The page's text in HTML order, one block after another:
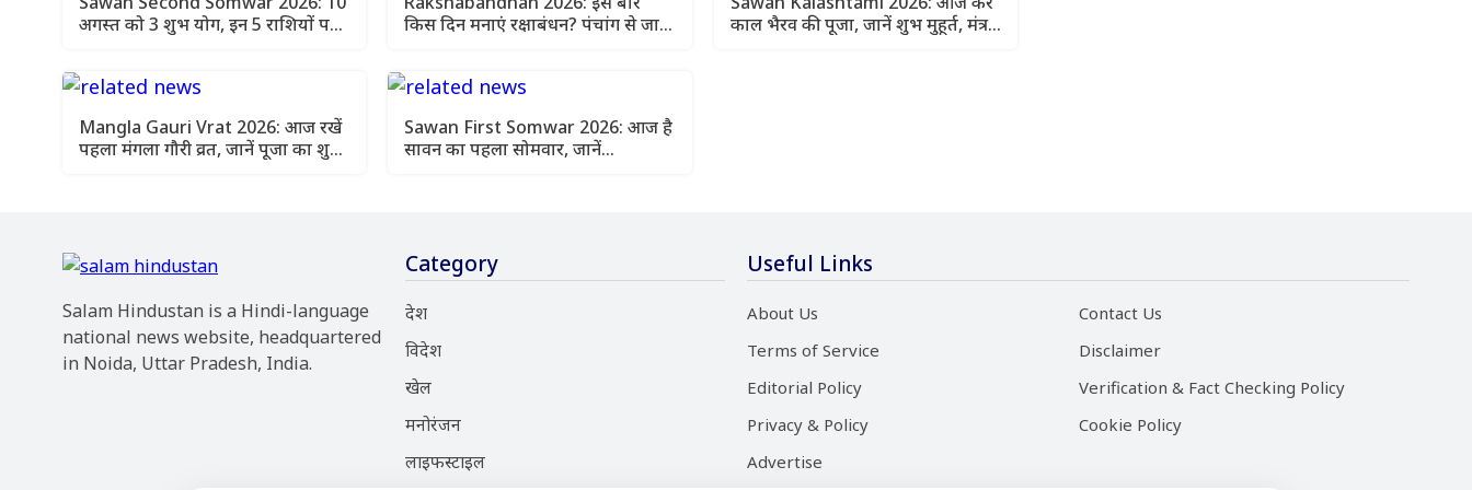
अगस्त को 3 शुभ योग, इन 5 राशियों पर
किस दिन मनाएं रक्षाबंधन? पंचांग से जानें
काल भैरव की पूजा, जानें शुभ मुहूर्त, मंत्र
Mangla Gauri Vrat 2026: आज रखें
पहला मंगला गौरी व्रत, जानें पूजा का शुभ
Sawan First Somwar 2026: आज है
सावन का पहला सोमवार, जानें
Salam Hindustan is a Hindi-language
national news website, headquartered
in Noida, Uttar Pradesh, India.
Category
देश
विदेश
खेल
मनोरंजन
लाइफस्टाइल
Useful Links
About Us
Contact Us
Terms of Service
Disclaimer
Editorial Policy
Verification & Fact Checking Policy
Privacy & Policy
Cookie Policy
Advertise